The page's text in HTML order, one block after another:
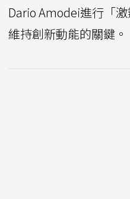
Dario Amodei進行「
維持創新動能的關鍵。